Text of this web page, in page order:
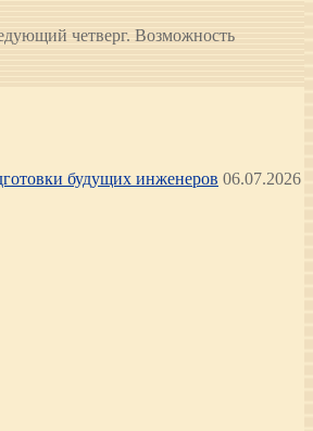
четверг. Возможность
будущих инженеров 06.07.2026